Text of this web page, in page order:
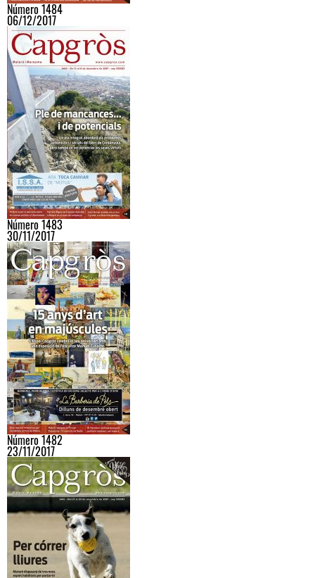
Número 1484
06/12/2017
Número 1483
30/11/2017
Número 1482
23/11/2017